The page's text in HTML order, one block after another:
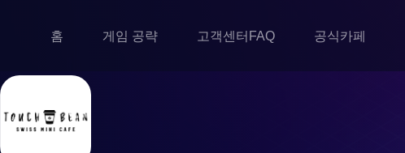
홈 게임 공략 고객센터FAQ 공식카페